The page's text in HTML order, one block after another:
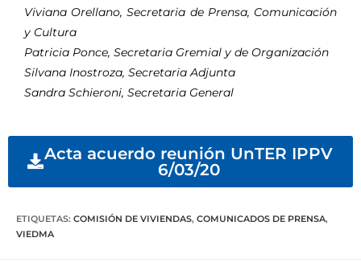
Viviana Orellano, Secretaria de Prensa, Comunicación
y Cultura
Patricia Ponce, Secretaria Gremial y de Organización
Silvana Inostroza, Secretaria Adjunta
Sandra Schieroni, Secretaria General
Acta acuerdo reunión UnTER IPPV
6/03/20
ETIQUETAS: COMISIÓN DE VIVIENDAS, COMUNICADOS DE PRENSA,
VIEDMA